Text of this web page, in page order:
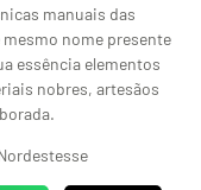
manuais das
nome presente
essência elementos
nobres, artesãos